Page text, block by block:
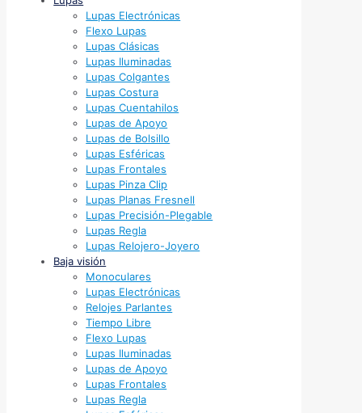
Lupas Electrónicas
Flexo Lupas
Lupas Clásicas
Lupas Iluminadas
Lupas Colgantes
Lupas Costura
Lupas Cuentahilos
Lupas de Apoyo
Lupas de Bolsillo
Lupas Esféricas
Lupas Frontales
Lupas Pinza Clip
Lupas Planas Fresnell
Lupas Precisión-Plegable
Lupas Regla
Lupas Relojero-Joyero
Baja visión
Monoculares
Lupas Electrónicas
Relojes Parlantes
Tiempo Libre
Flexo Lupas
Lupas Iluminadas
Lupas de Apoyo
Lupas Frontales
Lupas Regla